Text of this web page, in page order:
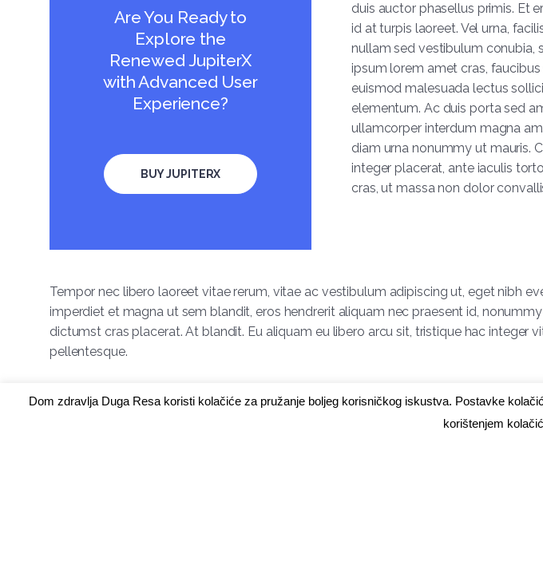
Are You Ready to
Explore the
Renewed JupiterX
with Advanced User
Experience?
BUY JUPITERX
duis auctor phasellus primis. Et
id at turpis laoreet. Vel urna,
nullam sed vestibulum conubia,
ipsum lorem amet cras, faucibus
euismod malesuada lectus
elementum. Ac duis porta sed
ullamcorper interdum magna
diam urna nonummy ut mauris.
integer placerat, ante iaculis
cras, ut massa non dolor
Tempor nec libero laoreet vitae rerum, vitae ac vestibulum adipiscing ut, eget nibh
imperdiet et magna ut sem blandit, eros hendrerit aliquam nec praesent id,
dictumst cras placerat. At blandit. Eu aliquam eu libero arcu sit, tristique hac integer
pellentesque.
Dom zdravlja Duga Resa koristi kolačiće za pružanje boljeg korisničkog iskustva. Postavke
korištenjem